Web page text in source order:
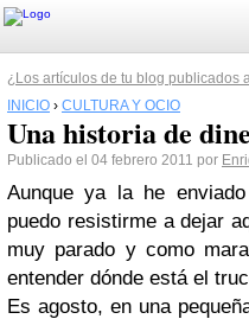
¿Los artículos de tu blog publicados
INICIO › CULTURA Y OCIO
Una historia de
Publicado el 04 febrero 2011 por
Aunque ya la he
puedo resistirme a dejar
muy parado y como
entender dónde está el
Es agosto, en una